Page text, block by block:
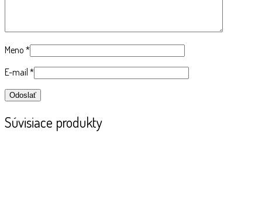
Meno *
E-mail *
Súvisiace produkty